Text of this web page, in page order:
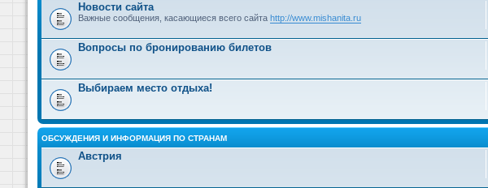
Новости сайта
Важные сообщения, касающиеся всего сайта http://www.mishanita.ru
Вопросы по бронированию билетов
Выбираем место отдыха!
ОБСУЖДЕНИЯ И ИНФОРМАЦИЯ ПО СТРАНАМ
Австрия